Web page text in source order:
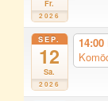
Fr.
2026
SEP.
12
Sa.
2026
14:00